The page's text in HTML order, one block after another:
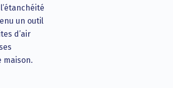
un outil
d’air
maison.